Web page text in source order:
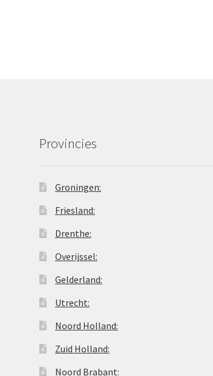
Provincies
Groningen:
Friesland:
Drenthe:
Overijssel:
Gelderland:
Utrecht:
Noord Holland:
Zuid Holland:
Noord Brabant: